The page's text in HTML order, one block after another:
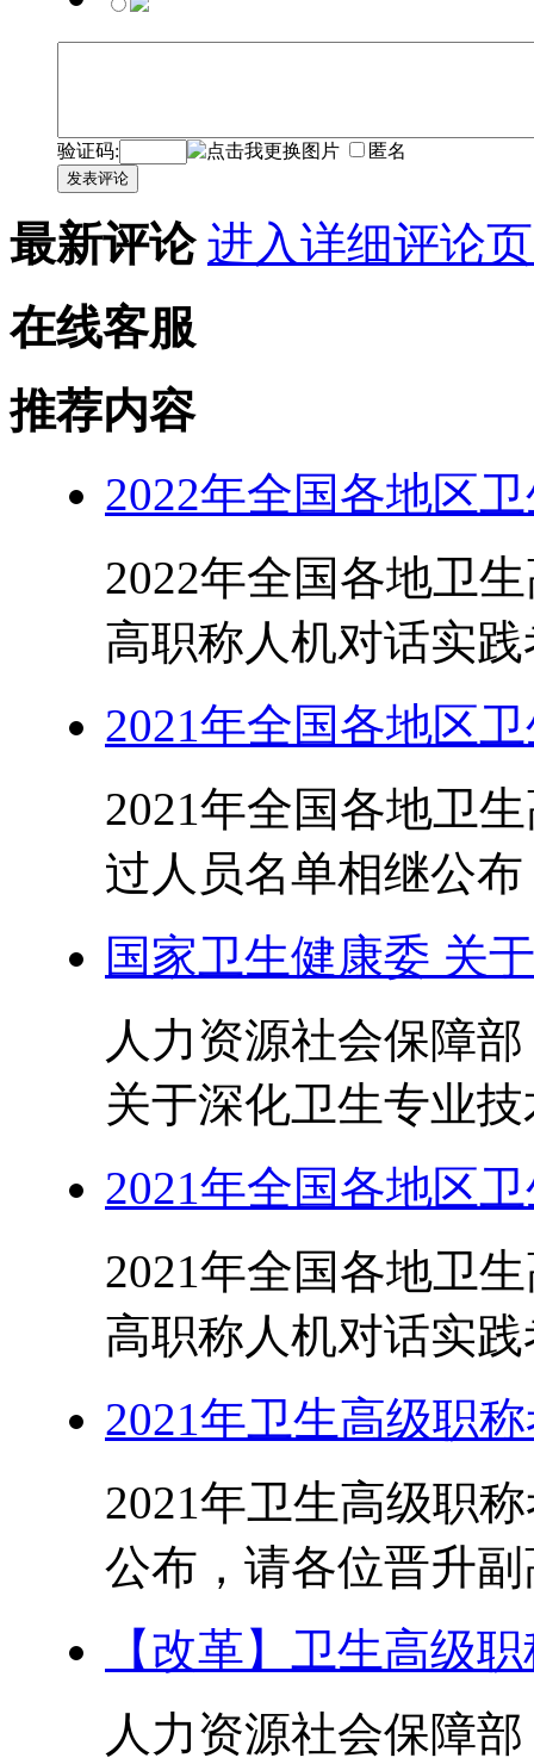
验证码: 匿名
发表评论
最新评论 进入详细评论
在线客服
推荐内容
2022年全国各地区
2022年全国各地卫
高职称人机对话实
2021年全国各地区
2021年全国各地卫
过人员名单相继公
国家卫生健康委 关
人力资源社会保障
关于深化卫生专业
2021年全国各地区
2021年全国各地卫
高职称人机对话实
2021年卫生高级职
2021年卫生高级职
公布，请各位晋升
【改革】卫生高级
人力资源社会保障